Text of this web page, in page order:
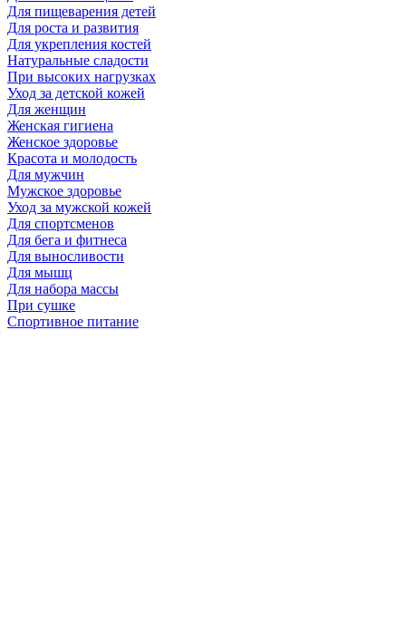
Для пищеварения детей
Для роста и развития
Для укрепления костей
Натуральные сладости
При высоких нагрузках
Уход за детской кожей
Для женщин
Женская гигиена
Женское здоровье
Красота и молодость
Для мужчин
Мужское здоровье
Уход за мужской кожей
Для спортсменов
Для бега и фитнеса
Для выносливости
Для мышц
Для набора массы
При сушке
Спортивное питание